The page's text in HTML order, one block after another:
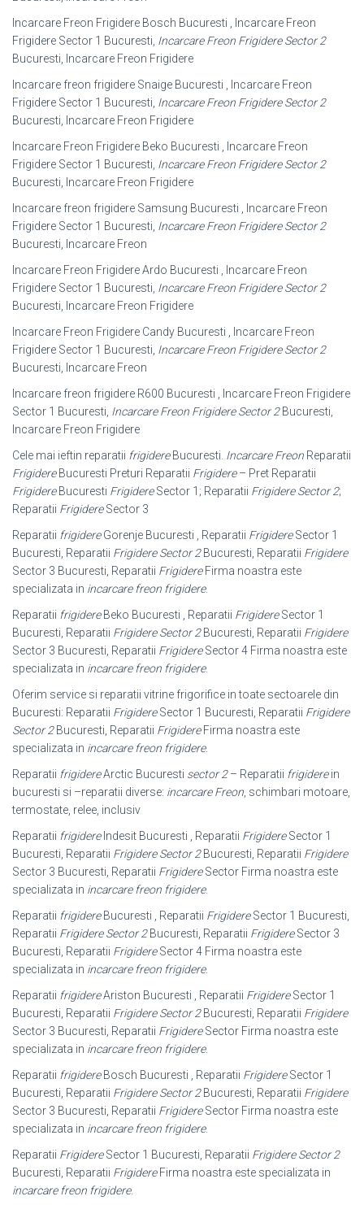
Incarcare Freon Frigidere Bosch Bucuresti , Incarcare Freon
Frigidere Sector 1 Bucuresti, Incarcare Freon Frigidere Sector 2
Bucuresti, Incarcare Freon Frigidere
Incarcare freon frigidere Snaige Bucuresti , Incarcare Freon
Frigidere Sector 1 Bucuresti, Incarcare Freon Frigidere Sector 2
Bucuresti, Incarcare Freon Frigidere
Incarcare Freon Frigidere Beko Bucuresti , Incarcare Freon
Frigidere Sector 1 Bucuresti, Incarcare Freon Frigidere Sector 2
Bucuresti, Incarcare Freon Frigidere
Incarcare freon frigidere Samsung Bucuresti , Incarcare Freon
Frigidere Sector 1 Bucuresti, Incarcare Freon Frigidere Sector 2
Bucuresti, Incarcare Freon
Incarcare Freon Frigidere Ardo Bucuresti , Incarcare Freon
Frigidere Sector 1 Bucuresti, Incarcare Freon Frigidere Sector 2
Bucuresti, Incarcare Freon Frigidere
Incarcare Freon Frigidere Candy Bucuresti , Incarcare Freon
Frigidere Sector 1 Bucuresti, Incarcare Freon Frigidere Sector 2
Bucuresti, Incarcare Freon
Incarcare freon frigidere R600 Bucuresti , Incarcare Freon Frigidere
Sector 1 Bucuresti, Incarcare Freon Frigidere Sector 2Bucuresti,
Incarcare Freon Frigidere
Cele mai ieftin reparatii frigidereBucuresti. Incarcare Freon Reparatii
FrigidereBucuresti Preturi Reparatii Frigidere– Pret Reparatii
FrigidereBucuresti FrigidereSector 1; Reparatii Frigidere Sector 2;
Reparatii FrigidereSector 3
Reparatii frigidereGorenje Bucuresti , Reparatii FrigidereSector 1
Bucuresti, Reparatii Frigidere Sector 2Bucuresti, Reparatii Frigidere
Sector 3 Bucuresti, Reparatii FrigidereFirma noastra este
specializata in incarcare freon frigidere.
Reparatii frigidereBeko Bucuresti , Reparatii FrigidereSector 1
Bucuresti, Reparatii Frigidere Sector 2Bucuresti, Reparatii Frigidere
Sector 3 Bucuresti, Reparatii FrigidereSector 4 Firma noastra este
specializata in incarcare freon frigidere.
Oferim service si reparatii vitrine frigorifice in toate sectoarele din
Bucuresti: Reparatii FrigidereSector 1 Bucuresti, Reparatii Frigidere
Sector 2Bucuresti, Reparatii FrigidereFirma noastra este
specializata in incarcare freon frigidere.
Reparatii frigidereArctic Bucuresti sector 2– Reparatii frigiderein
bucuresti si –reparatii diverse: incarcare Freon , schimbari motoare,
termostate, relee, inclusiv
Reparatii frigidereIndesit Bucuresti , Reparatii FrigidereSector 1
Bucuresti, Reparatii Frigidere Sector 2Bucuresti, Reparatii Frigidere
Sector 3 Bucuresti, Reparatii FrigidereSector Firma noastra este
specializata in incarcare freon frigidere.
Reparatii frigidereBucuresti , Reparatii FrigidereSector 1 Bucuresti,
Reparatii Frigidere Sector 2Bucuresti, Reparatii FrigidereSector 3
Bucuresti, Reparatii FrigidereSector 4 Firma noastra este
specializata in incarcare freon frigidere.
Reparatii frigidereAriston Bucuresti , Reparatii FrigidereSector 1
Bucuresti, Reparatii Frigidere Sector 2Bucuresti, Reparatii Frigidere
Sector 3 Bucuresti, Reparatii FrigidereSector Firma noastra este
specializata in incarcare freon frigidere.
Reparatii frigidereBosch Bucuresti , Reparatii FrigidereSector 1
Bucuresti, Reparatii Frigidere Sector 2Bucuresti, Reparatii Frigidere
Sector 3 Bucuresti, Reparatii FrigidereSector Firma noastra este
specializata in incarcare freon frigidere.
Reparatii FrigidereSector 1 Bucuresti, Reparatii Frigidere Sector 2
Bucuresti, Reparatii FrigidereFirma noastra este specializata in
incarcare freon frigidere.